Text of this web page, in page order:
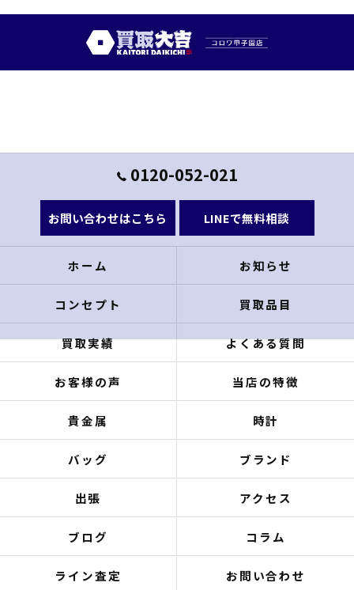
0120-052-021
お問い合わせはこちら LINEで無料相談
ホーム お知らせ
コンセプト 買取品目
買取実績 よくある質問
お客様の声 当店の特徴
貴金属 時計
バッグ ブランド
出張 アクセス
ブログ コラム
ライン査定 お問い合わせ